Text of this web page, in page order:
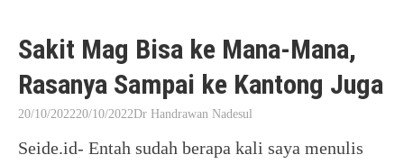
Sakit Mag Bisa ke Mana-Mana,
Rasanya Sampai ke Kantong Juga
20/10/202220/10/2022Dr Handrawan Nadesul
Seide.id- Entah sudah berapa kali saya menulis